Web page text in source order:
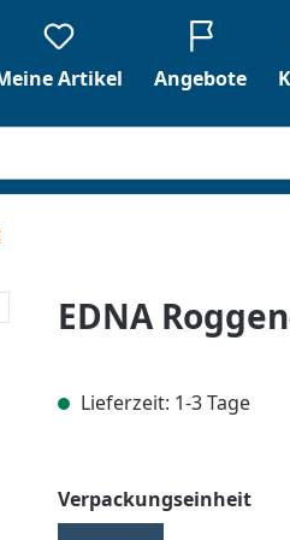
Artikel Angebote
EDNA
Lieferzeit: 1-3 Tage
Verpackungseinheit